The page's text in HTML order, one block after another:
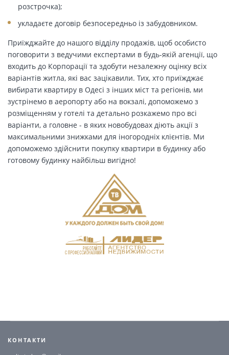
розстрочка);
укладаєте договір безпосередньо із забудовником.
Приїжджайте до нашого відділу продажів, щоб особисто
поговорити з ведучими експертами в будь-якій агенції, що
входить до Корпорації та здобути незалежну оцінку всіх
варіантів житла, які вас зацікавили. Тих, хто приїжджає
вибирати квартиру в Одесі з інших міст та регіонів, ми
зустрінемо в аеропорту або на вокзалі, допоможемо з
розміщенням у готелі та детально розкажемо про всі
варіанти, а головне - в яких новобудовах діють акції з
максимальними знижками для іногородніх клієнтів. Ми
допоможемо здійснити покупку квартири в будинку або
готовому будинку найбільш вигідно!
КОНТАКТИ